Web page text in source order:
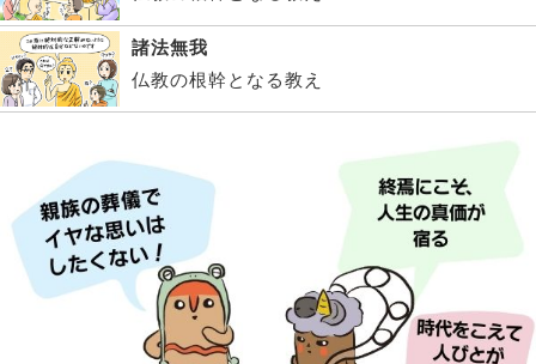
諸法無我
仏教の根幹となる教え